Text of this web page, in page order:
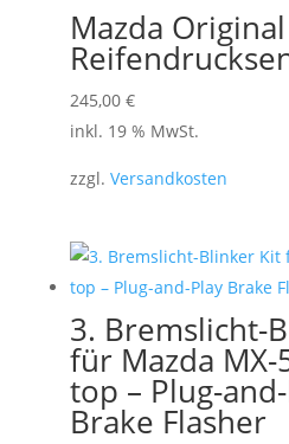
Die
Optionen
können
der
Produktseite
Mazda Original
245,00 €
inkl. 19 % MwSt.
zzgl. Versandkosten
3. Bremslicht-
für Mazda MX-
top – Plug-
Brake Flasher